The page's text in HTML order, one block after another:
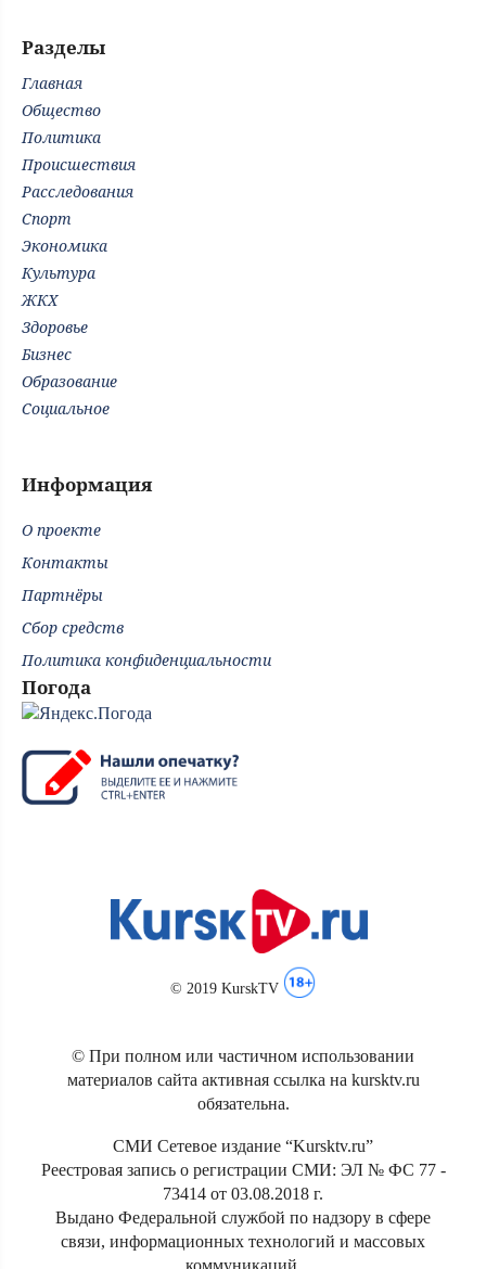
Разделы
Главная
Общество
Политика
Происшествия
Расследования
Спорт
Экономика
Культура
ЖКХ
Здоровье
Бизнес
Образование
Социальное
Информация
О проекте
Контакты
Партнёры
Сбор средств
Политика конфиденциальности
Погода
© 2019 KurskTV
© При полном или частичном использовании
материалов сайта активная ссылка на kursktv.ru
обязательна.
СМИ Сетевое издание “Kursktv.ru”
Реестровая запись о регистрации СМИ: ЭЛ № ФС 77 -
73414 от 03.08.2018 г.
Выдано Федеральной службой по надзору в сфере
связи, информационных технологий и массовых
коммуникаций.